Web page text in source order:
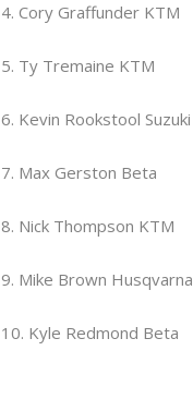
4. Cory Graffunder KTM
5. Ty Tremaine KTM
6. Kevin Rookstool Suzuki
7. Max Gerston Beta
8. Nick Thompson KTM
9. Mike Brown Husqvarna
10. Kyle Redmond Beta